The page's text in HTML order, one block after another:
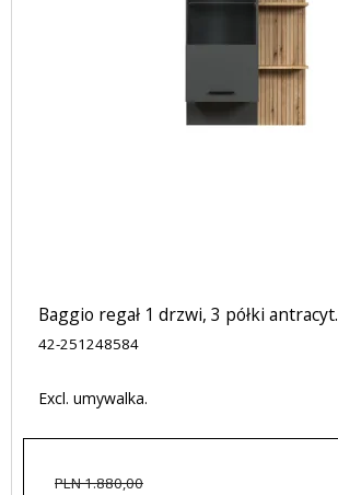
Baggio regał 1 drzwi, 3 półki antracyt.
42-251248584
Excl. umywalka.
PLN 1.880,00